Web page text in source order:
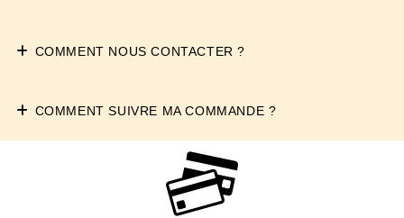
COMMENT NOUS CONTACTER ?
COMMENT SUIVRE MA COMMANDE ?